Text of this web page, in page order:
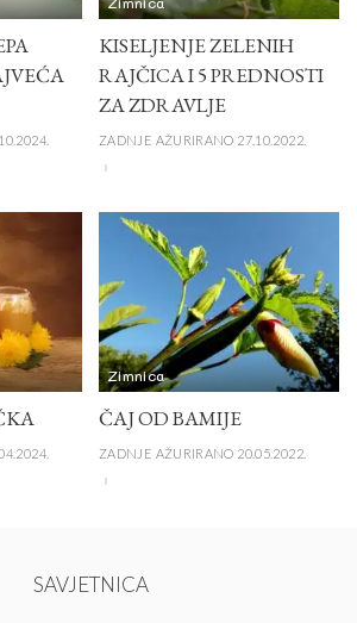
KISELJENJE ZELENIH
RAJČICA I 5 PREDNOSTI
ZA ZDRAVLJE
ZADNJE AŽURIRANO 27.10.2022.
Zimnica
ČAJ OD BAMIJE
ZADNJE AŽURIRANO 20.05.2022.
SAVJETNICA